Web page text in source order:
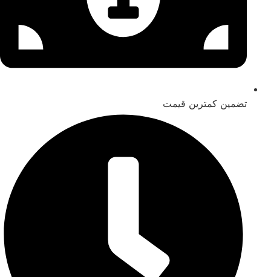
تضمین کمترین قیمت